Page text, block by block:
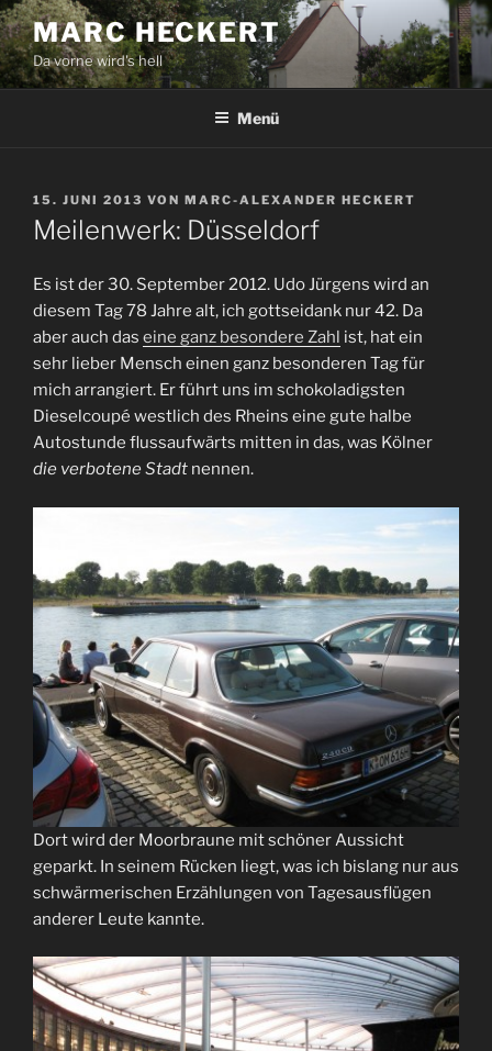
Zum
Inhalt
springen
MARC HECKERT
Da vorne wird's hell
Menü
VERÖFFENTLICHT
AM
15. JUNI 2013 VON MARC-ALEXANDER HECKERT
Meilenwerk: Düsseldorf
Es ist der 30. September 2012. Udo Jürgens wird an
diesem Tag 78 Jahre alt, ich gottseidank nur 42. Da
aber auch das eine ganz besondere Zahl ist, hat ein
sehr lieber Mensch einen ganz besonderen Tag für
mich arrangiert. Er führt uns im schokoladigsten
Dieselcoupé westlich des Rheins eine gute halbe
Autostunde flussaufwärts mitten in das, was Kölner
die verbotene Stadt nennen.
Dort wird der Moorbraune mit schöner Aussicht
geparkt. In seinem Rücken liegt, was ich bislang nur aus
schwärmerischen Erzählungen von Tagesausflügen
anderer Leute kannte.